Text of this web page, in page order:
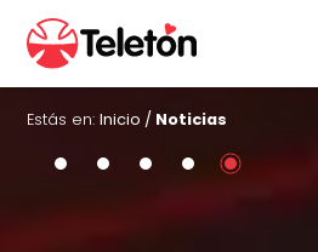
Estás en:Inicio / Noticias